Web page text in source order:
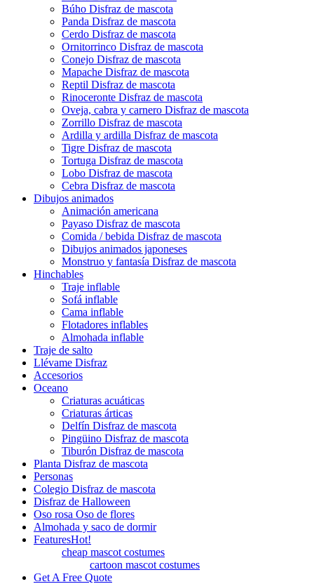
Búho Disfraz de mascota
Panda Disfraz de mascota
Cerdo Disfraz de mascota
Ornitorrinco Disfraz de mascota
Conejo Disfraz de mascota
Mapache Disfraz de mascota
Reptil Disfraz de mascota
Rinoceronte Disfraz de mascota
Oveja, cabra y carnero Disfraz de mascota
Zorrillo Disfraz de mascota
Ardilla y ardilla Disfraz de mascota
Tigre Disfraz de mascota
Tortuga Disfraz de mascota
Lobo Disfraz de mascota
Cebra Disfraz de mascota
Dibujos animados
Animación americana
Payaso Disfraz de mascota
Comida / bebida Disfraz de mascota
Dibujos animados japoneses
Monstruo y fantasía Disfraz de mascota
Hinchables
Traje inflable
Sofá inflable
Cama inflable
Flotadores inflables
Almohada inflable
Traje de salto
Llévame Disfraz
Accesorios
Oceano
Criaturas acuáticas
Criaturas árticas
Delfín Disfraz de mascota
Pingüino Disfraz de mascota
Tiburón Disfraz de mascota
Planta Disfraz de mascota
Personas
Colegio Disfraz de mascota
Disfraz de Halloween
Oso rosa Oso de flores
Almohada y saco de dormir
FeaturesHot!
cheap mascot costumes
cartoon mascot costumes
Get A Free Quote